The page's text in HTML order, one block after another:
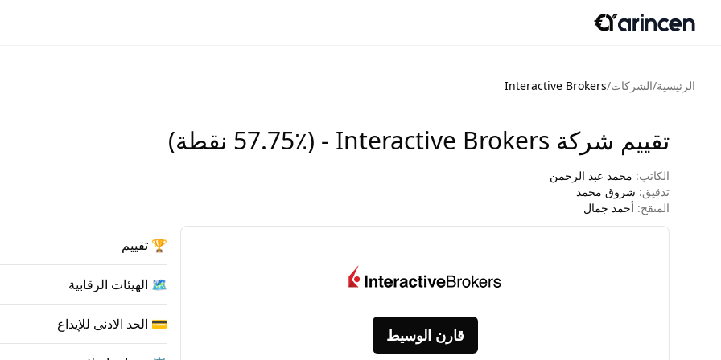
الرئيسية/الشركات/
Interactive Brokers
تقييم شركة Interactive Brokers - (57.75٪ نقطة)
الكاتب: محمد عبد الرحمن
تدقيق: شروق محمد
المنقح: أحمد جمال
قارن الوسيط
🏆 تقييم
🗺️ الهيئات الرقابية
💳 الحد الادنى للإيداع